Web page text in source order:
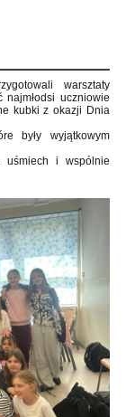
warsztaty
uczniowie
kubki z okazji Dnia
były wyjątkowym
uśmiech i wspólnie